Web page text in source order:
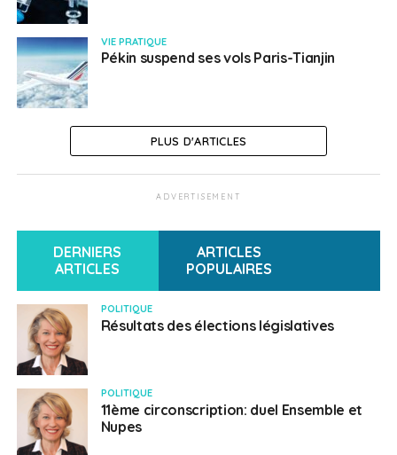
VIE PRATIQUE
Pékin suspend ses vols Paris-Tianjin
PLUS D'ARTICLES
ADVERTISEMENT
DERNIERS
ARTICLES
ARTICLES
POPULAIRES
POLITIQUE
Résultats des élections législatives
POLITIQUE
11ème circonscription: duel Ensemble et
Nupes